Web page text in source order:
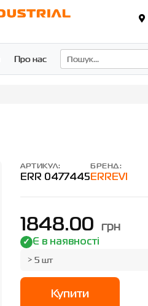
Про нас
АРТИКУЛ:
ERR 0477445
БРЕНД:
ERREVI
1848.00 грн
Є в наявності
> 5 шт
Купити